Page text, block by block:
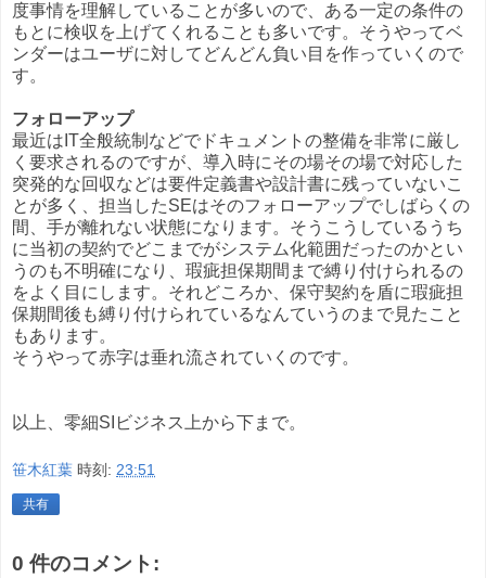
度事情を理解していることが多いので、ある一定の条件の
もとに検収を上げてくれることも多いです。そうやってベ
ンダーはユーザに対してどんどん負い目を作っていくので
す。
フォローアップ
最近はIT全般統制などでドキュメントの整備を非常に厳し
く要求されるのですが、導入時にその場その場で対応した
突発的な回収などは要件定義書や設計書に残っていないこ
とが多く、担当したSEはそのフォローアップでしばらくの
間、手が離れない状態になります。そうこうしているうち
に当初の契約でどこまでがシステム化範囲だったのかとい
うのも不明確になり、瑕疵担保期間まで縛り付けられるの
をよく目にします。それどころか、保守契約を盾に瑕疵担
保期間後も縛り付けられているなんていうのまで見たこと
もあります。
そうやって赤字は垂れ流されていくのです。
以上、零細SIビジネス上から下まで。
笹木紅葉 時刻: 23:51
共有
0 件のコメント: